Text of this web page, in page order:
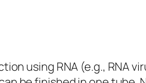
using RNA (e.g., RNA